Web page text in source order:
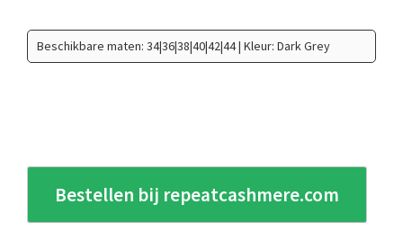
Beschikbare maten: 34|36|38|40|42|44 | Kleur: Dark Grey
Bestellen bij repeatcashmere.com